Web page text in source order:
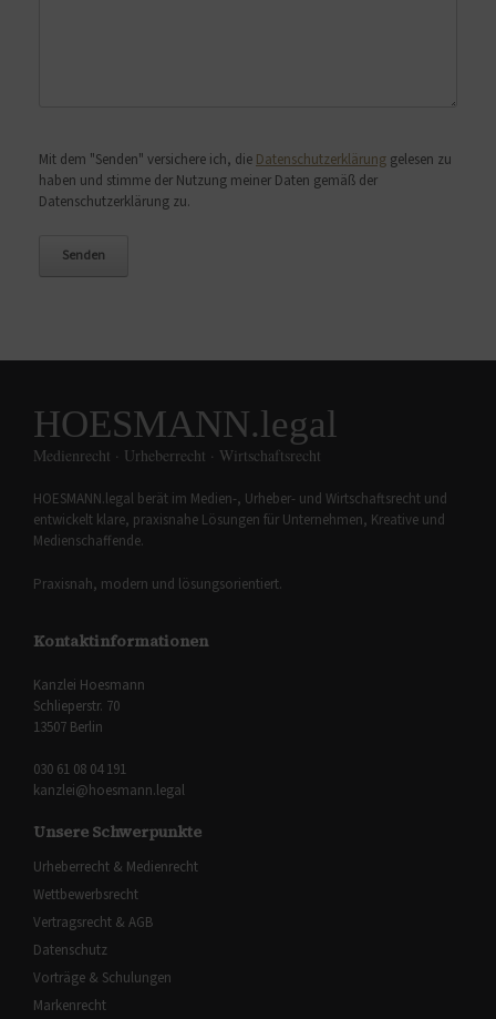
Mit dem "Senden" versichere ich, die Datenschutzerklärung gelesen zu
haben und stimme der Nutzung meiner Daten gemäß der
Datenschutzerklärung zu.
HOESMANN.legal
Medienrecht · Urheberrecht · Wirtschaftsrecht
HOESMANN.legal berät im Medien-, Urheber- und Wirtschaftsrecht und
entwickelt klare, praxisnahe Lösungen für Unternehmen, Kreative und
Medienschaffende.
Praxisnah, modern und lösungsorientiert.
Kontaktinformationen
Kanzlei Hoesmann
Schlieperstr. 70
13507 Berlin
030 61 08 04 191
kanzlei@hoesmann.legal
Unsere Schwerpunkte
Urheberrecht & Medienrecht
Wettbewerbsrecht
Vertragsrecht & AGB
Datenschutz
Vorträge & Schulungen
Markenrecht